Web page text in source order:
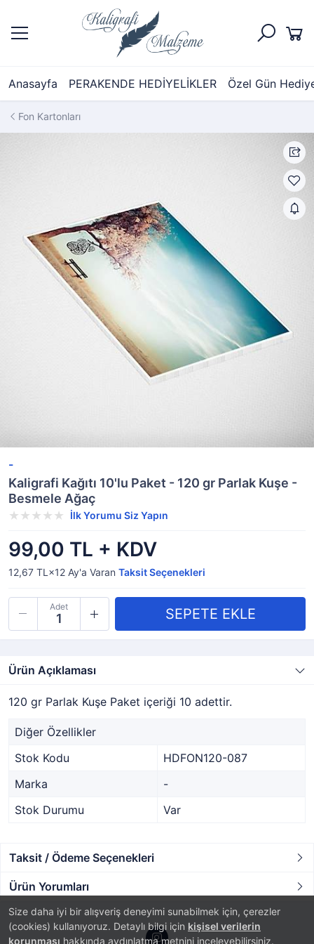
Anasayfa PERAKENDE HEDİYELİKLER Özel Gün
Size daha iyi bir alışveriş deneyimi sunabilmek için, çerezler
(cookies) kullanıyoruz. Detaylı bilgi için kişisel verilerin
korunması hakkında aydınlatma metnini inceleyebilirsiniz.
Fon Kartonları
-
Kaligrafi Kağıtı 10'lu Paket - 120 gr Parlak Kuşe -
Besmele Ağaç
İlk Yorumu Siz Yapın
99,00 TL + KDV
12,67 TL×12 Ay'a Varan Taksit Seçenekleri
Adet
Ürün Açıklaması
120 gr Parlak Kuşe Paket içeriği 10 adettir.
Diğer Özellikler
Stok Kodu
HDFON120-087
Marka
-
Stok Durumu
Var
Taksit / Ödeme Seçenekleri
Ürün Yorumları